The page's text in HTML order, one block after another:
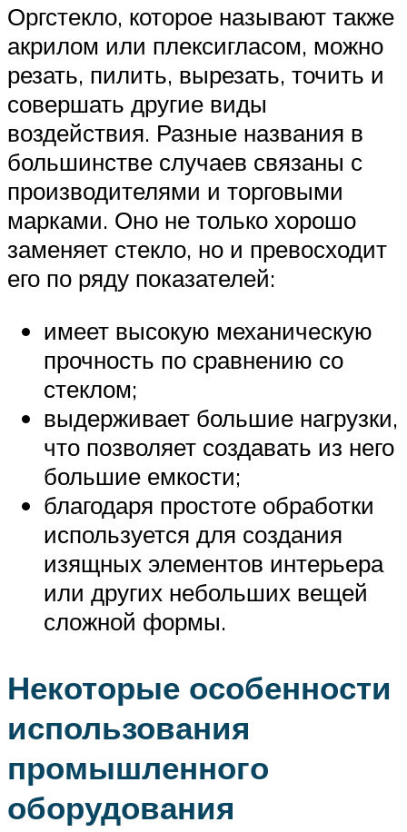
Оргстекло, которое называют также
акрилом или плексигласом, можно
резать, пилить, вырезать, точить и
совершать другие виды
воздействия. Разные названия в
большинстве случаев связаны с
производителями и торговыми
марками. Оно не только хорошо
заменяет стекло, но и превосходит
его по ряду показателей:
имеет высокую механическую
прочность по сравнению со
стеклом;
выдерживает большие нагрузки,
что позволяет создавать из него
большие емкости;
благодаря простоте обработки
используется для создания
изящных элементов интерьера
или других небольших вещей
сложной формы.
Некоторые особенности
использования
промышленного
оборудования